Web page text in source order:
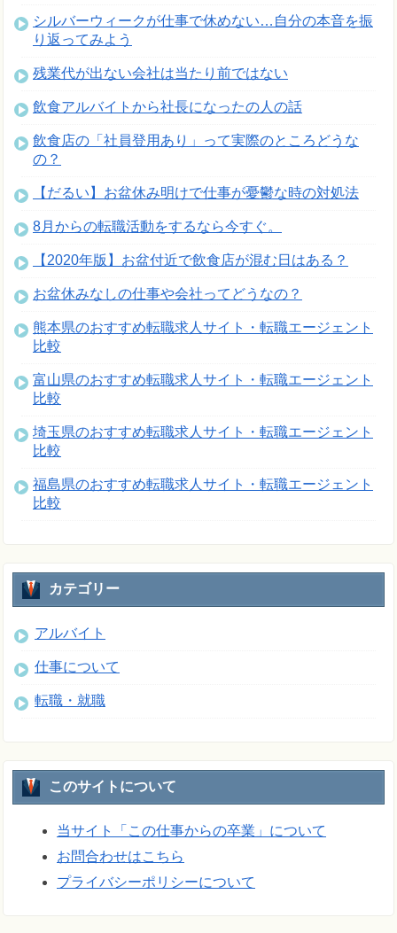
シルバーウィークが仕事で休めない…自分の本音を振
り返ってみよう
残業代が出ない会社は当たり前ではない
飲食アルバイトから社長になったの人の話
飲食店の「社員登用あり」って実際のところどうな
の？
【だるい】お盆休み明けで仕事が憂鬱な時の対処法
8月からの転職活動をするなら今すぐ。
【2020年版】お盆付近で飲食店が混む日はある？
お盆休みなしの仕事や会社ってどうなの？
熊本県のおすすめ転職求人サイト・転職エージェント
比較
富山県のおすすめ転職求人サイト・転職エージェント
比較
埼玉県のおすすめ転職求人サイト・転職エージェント
比較
福島県のおすすめ転職求人サイト・転職エージェント
比較
カテゴリー
アルバイト
仕事について
転職・就職
このサイトについて
当サイト「この仕事からの卒業」について
お問合わせはこちら
プライバシーポリシーについて